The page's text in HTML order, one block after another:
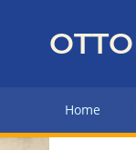
z
Home